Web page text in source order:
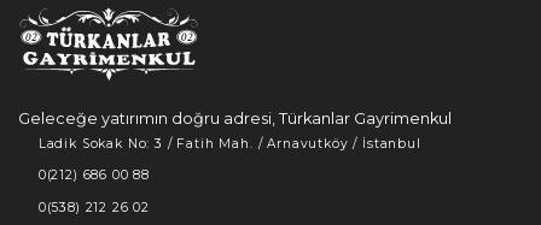
Geleceğe yatırımın doğru adresi, Türkanlar Gayrimenkul
Ladik Sokak No: 3 / Fatih Mah. / Arnavutköy / İstanbul
0(212) 686 00 88
0(538) 212 26 02